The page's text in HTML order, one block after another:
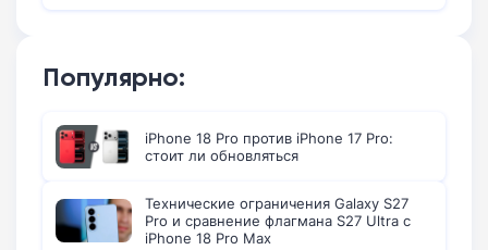
Популярно:
iPhone 18 Pro против iPhone 17 Pro:
стоит ли обновляться
Технические ограничения Galaxy S27
Pro и сравнение флагмана S27 Ultra с
iPhone 18 Pro Max